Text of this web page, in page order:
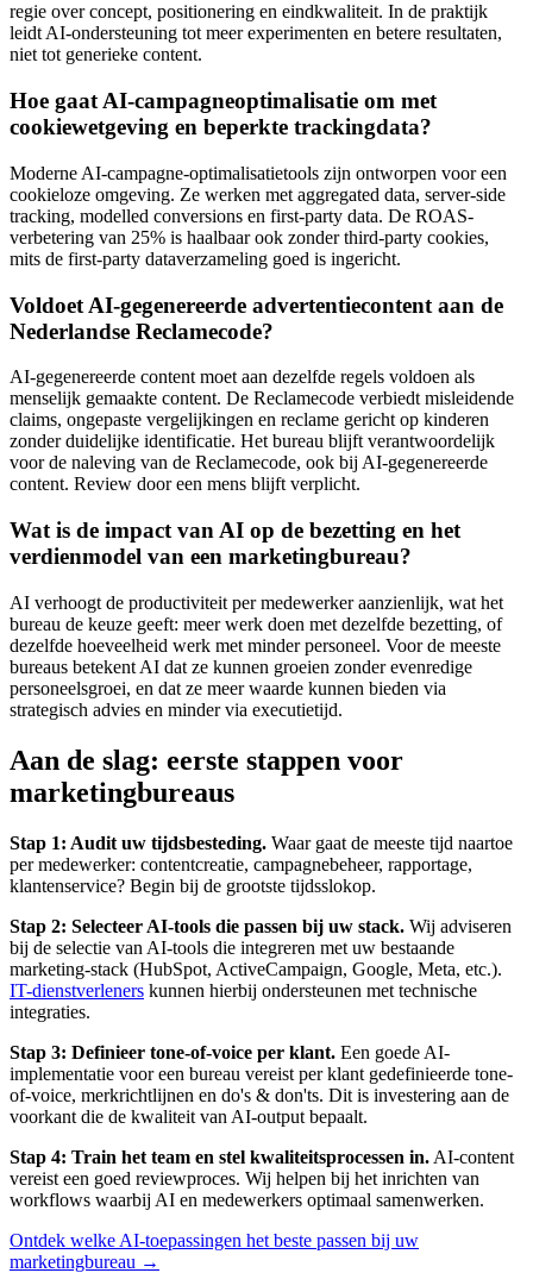
regie over concept, positionering en eindkwaliteit. In de praktijk
leidt AI-ondersteuning tot meer experimenten en betere resultaten,
niet tot generieke content.
Hoe gaat AI-campagneoptimalisatie om met
cookiewetgeving en beperkte trackingdata?
Moderne AI-campagne-optimalisatietools zijn ontworpen voor een
cookieloze omgeving. Ze werken met aggregated data, server-side
tracking, modelled conversions en first-party data. De ROAS-
verbetering van 25% is haalbaar ook zonder third-party cookies,
mits de first-party dataverzameling goed is ingericht.
Voldoet AI-gegenereerde advertentiecontent aan de
Nederlandse Reclamecode?
AI-gegenereerde content moet aan dezelfde regels voldoen als
menselijk gemaakte content. De Reclamecode verbiedt misleidende
claims, ongepaste vergelijkingen en reclame gericht op kinderen
zonder duidelijke identificatie. Het bureau blijft verantwoordelijk
voor de naleving van de Reclamecode, ook bij AI-gegenereerde
content. Review door een mens blijft verplicht.
Wat is de impact van AI op de bezetting en het
verdienmodel van een marketingbureau?
AI verhoogt de productiviteit per medewerker aanzienlijk, wat het
bureau de keuze geeft: meer werk doen met dezelfde bezetting, of
dezelfde hoeveelheid werk met minder personeel. Voor de meeste
bureaus betekent AI dat ze kunnen groeien zonder evenredige
personeelsgroei, en dat ze meer waarde kunnen bieden via
strategisch advies en minder via executietijd.
Aan de slag: eerste stappen voor
marketingbureaus
Stap 1: Audit uw tijdsbesteding. Waar gaat de meeste tijd naartoe
per medewerker: contentcreatie, campagnebeheer, rapportage,
klantenservice? Begin bij de grootste tijdsslokop.
Stap 2: Selecteer AI-tools die passen bij uw stack. Wij adviseren
bij de selectie van AI-tools die integreren met uw bestaande
marketing-stack (HubSpot, ActiveCampaign, Google, Meta, etc.).
IT-dienstverleners kunnen hierbij ondersteunen met technische
integraties.
Stap 3: Definieer tone-of-voice per klant. Een goede AI-
implementatie voor een bureau vereist per klant gedefinieerde tone-
of-voice, merkrichtlijnen en do's & don'ts. Dit is investering aan de
voorkant die de kwaliteit van AI-output bepaalt.
Stap 4: Train het team en stel kwaliteitsprocessen in. AI-content
vereist een goed reviewproces. Wij helpen bij het inrichten van
workflows waarbij AI en medewerkers optimaal samenwerken.
Ontdek welke AI-toepassingen het beste passen bij uw
marketingbureau →